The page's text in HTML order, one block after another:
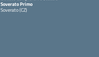
Soverato Primo
Soverato (CZ)